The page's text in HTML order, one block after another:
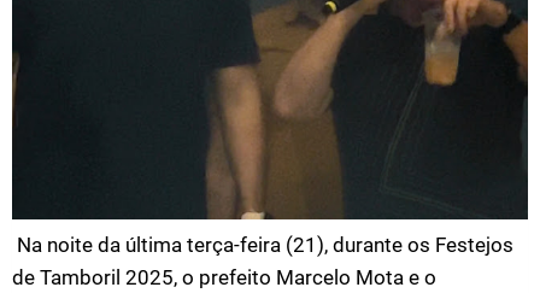
Na noite da última terça-feira (21), durante os Festejos
de Tamboril 2025, o prefeito Marcelo Mota e o